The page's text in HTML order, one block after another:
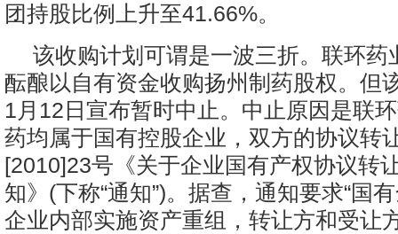
团持股比例上升至41.66%。
该收购计划可谓是一波三折。联环药
酝酿以自有资金收购扬州制药股权。但
1月12日宣布暂时中止。中止原因是联
药均属于国有控股企业，双方的协议转
[2010]23号《关于企业国有产权协议转
知》(下称“通知”)。据查，通知要求“国
企业内部实施资产重组，转让方和受让